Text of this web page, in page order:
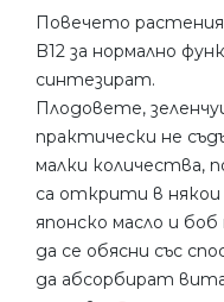
Повечето
B12 за нормално
синтезират.
Плодовете,
практически не
малки количества,
са открити в някои
японско масло и
да се обясни със
да абсорбират